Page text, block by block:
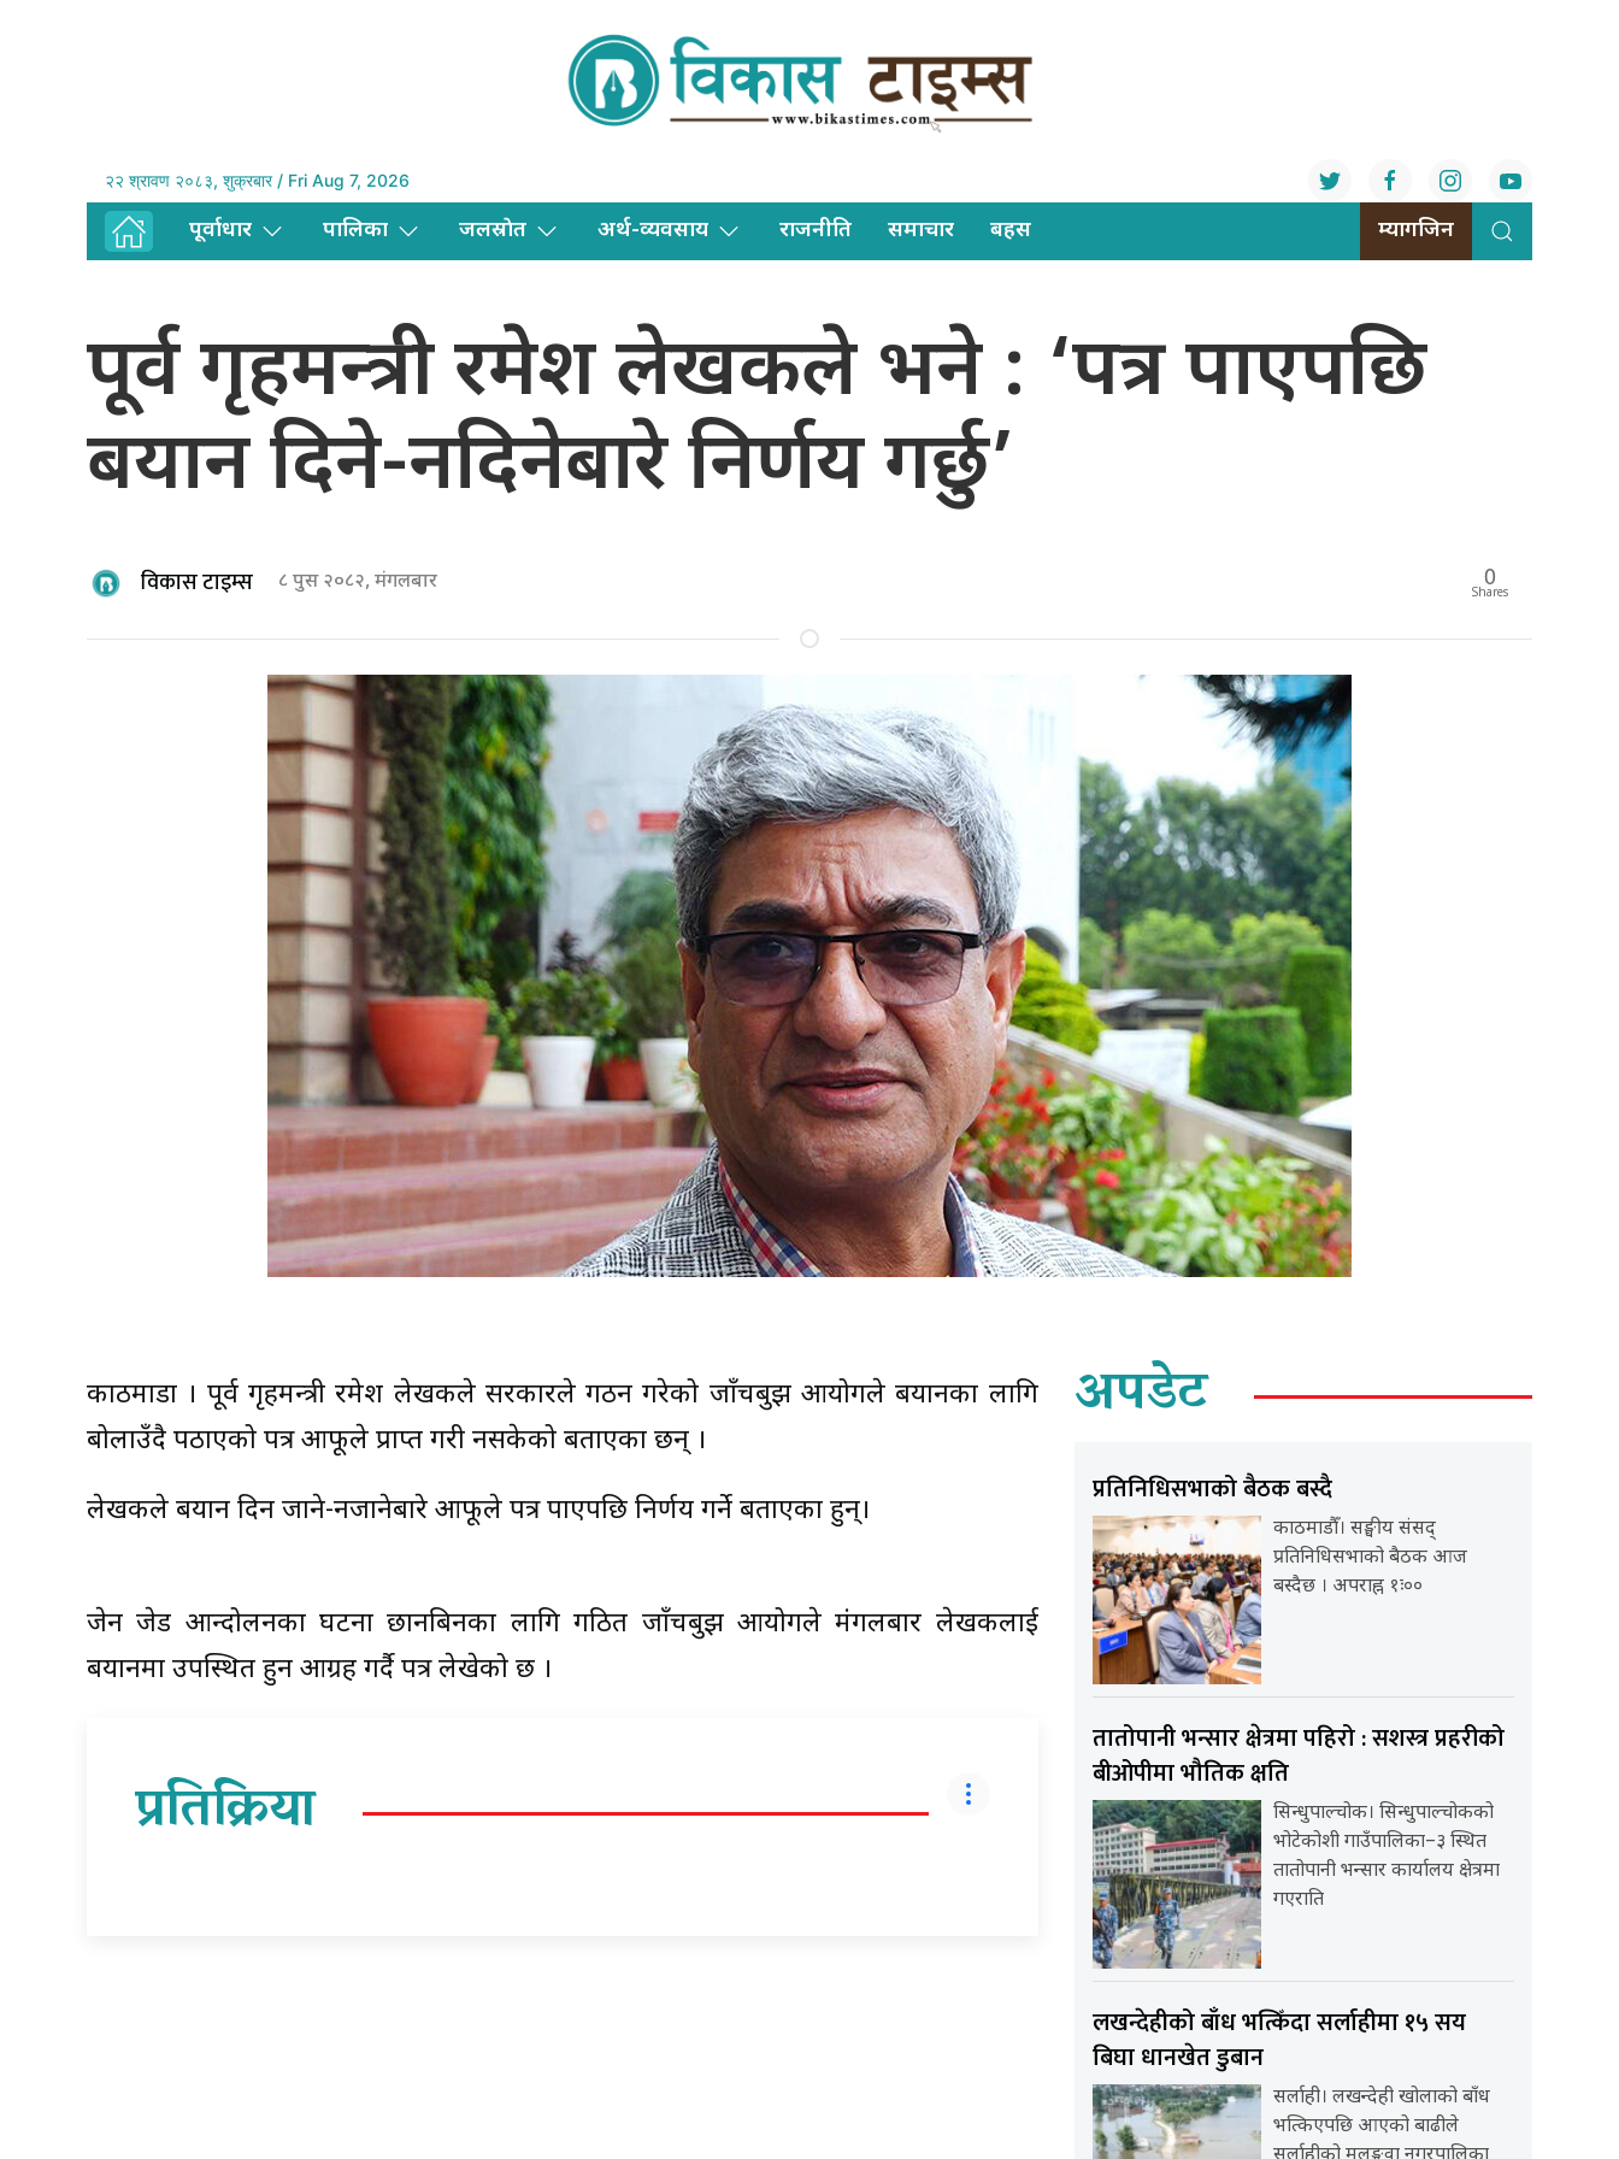
२२ श्रावण २०८३, शुक्रबार / Fri Aug 7, 2026
पूर्वाधार पालिका जलस्राेत अर्थ-व्यवसाय राजनीति समाचार बहस म्यागजिन
पूर्व गृहमन्त्री रमेश लेखकले भने : ‘पत्र पाएपछि
बयान दिने-नदिनेबारे निर्णय गर्छु’
विकास टाइम्स ८ पुस २०८२, मंगलबार 0
Shares
काठमाडौँ । पूर्व गृहमन्त्री रमेश लेखकले सरकारले गठन गरेको जाँचबुझ आयोगले बयानका लागि
बोलाउँदै पठाएको पत्र आफूले प्राप्त गरी नसकेको बताएका छन् ।
लेखकले बयान दिन जाने-नजानेबारे आफूले पत्र पाएपछि निर्णय गर्ने बताएका हुन्।
जेन जेड आन्दोलनका घटना छानबिनका लागि गठित जाँचबुझ आयोगले मंगलबार लेखकलाई
बयानमा उपस्थित हुन आग्रह गर्दै पत्र लेखेको छ ।
प्रतिक्रिया
अपडेट
प्रतिनिधिसभाको बैठक बस्दै
काठमाडौँ। सङ्घीय संसद्
प्रतिनिधिसभाको बैठक आज
बस्दैछ । अपराह्न १ः००
तातोपानी भन्सार क्षेत्रमा पहिरो : सशस्त्र प्रहरीको
बीओपीमा भौतिक क्षति
सिन्धुपाल्चोक। सिन्धुपाल्चोकको
भोटेकोशी गाउँपालिका–३ स्थित
तातोपानी भन्सार कार्यालय क्षेत्रमा
गएराति
लखन्देहीको बाँध भत्किँदा सर्लाहीमा १५ सय
बिघा धानखेत डुबान
सर्लाही। लखन्देही खोलाको बाँध
भत्किएपछि आएको बाढीले